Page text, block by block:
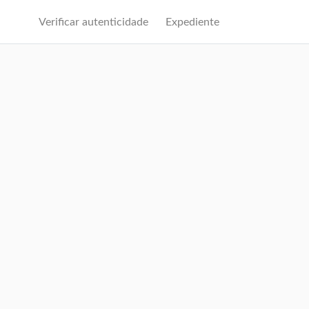
Verificar autenticidade Expediente